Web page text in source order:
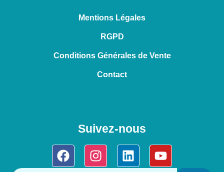
Mentions Légales
RGPD
Conditions Générales de Vente
Contact
Suivez-nous
FacebookInstagram
LinkedinYoutube